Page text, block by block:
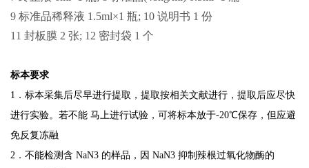
9 标准品稀释液 1.5ml×1 瓶; 10 说明书 1 份
11 封板膜 2 张; 12 密封袋 1 个
标本要求
1 ．标本采集后尽早进行提取，提取按相关文献进行，提取后应尽快
进行实验。若不能马上进行试验，可将标本放于-20℃保存，但应避
免反复冻融
2．不能检测含 NaN3 的样品，因NaN3抑制辣根过氧化物酶的